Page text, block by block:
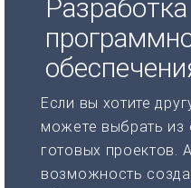
Разработка
Если вы хотите
можете выбрать из
готовых проектов.
возможность